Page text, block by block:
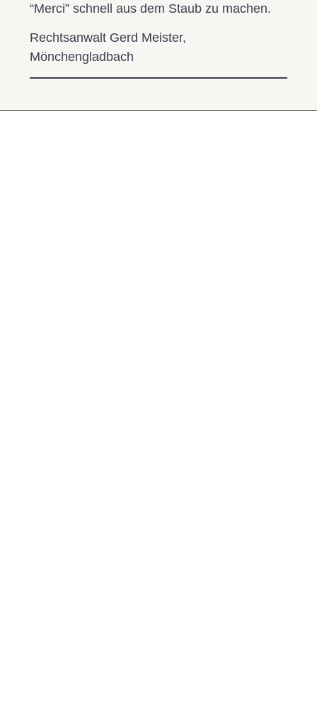
“Merci” schnell aus dem Staub zu machen.
Rechtsanwalt Gerd Meister,
Mönchengladbach